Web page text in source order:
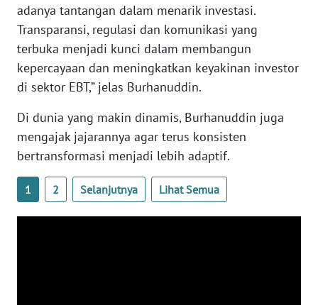
adanya tantangan dalam menarik investasi.
Transparansi, regulasi dan komunikasi yang
terbuka menjadi kunci dalam membangun
kepercayaan dan meningkatkan keyakinan investor
di sektor EBT,” jelas Burhanuddin.
Di dunia yang makin dinamis, Burhanuddin juga
mengajak jajarannya agar terus konsisten
bertransformasi menjadi lebih adaptif.
1 2 Selanjutnya Lihat Semua
WN
BABEL
SUMBAR
SUMSEL
WN
BENGKULU